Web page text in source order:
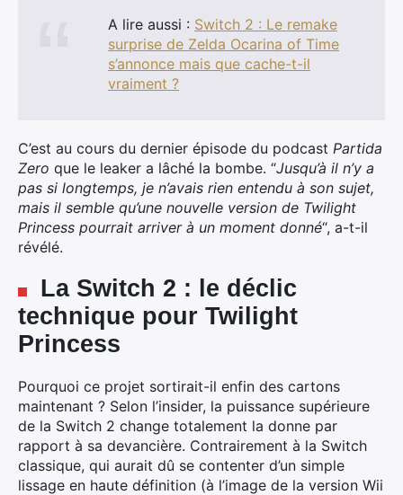
A lire aussi : Switch 2 : Le remake
surprise de Zelda Ocarina of Time
s’annonce mais que cache-t-il
vraiment ?
C’est au cours du dernier épisode du podcast Partida
Zero que le leaker a lâché la bombe. “Jusqu’à il n’y a
pas si longtemps, je n’avais rien entendu à son sujet,
mais il semble qu’une nouvelle version de Twilight
Princess pourrait arriver à un moment donné“, a-t-il
révélé.
La Switch 2 : le déclic
technique pour Twilight
Princess
Pourquoi ce projet sortirait-il enfin des cartons
maintenant ? Selon l’insider, la puissance supérieure
de la Switch 2 change totalement la donne par
rapport à sa devancière. Contrairement à la Switch
classique, qui aurait dû se contenter d’un simple
lissage en haute définition (à l’image de la version Wii